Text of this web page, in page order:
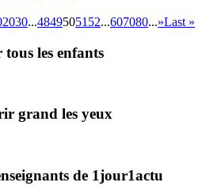
2030...48495051 52...607080...»Last »
tous les enfants
grand les yeux
de 1jour1actu